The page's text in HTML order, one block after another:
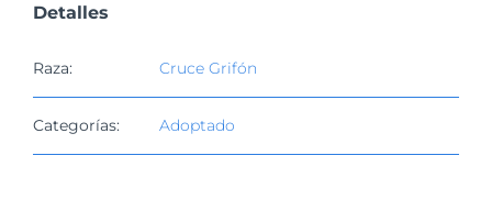
Detalles
Raza: Cruce Grifón
Categorías: Adoptado